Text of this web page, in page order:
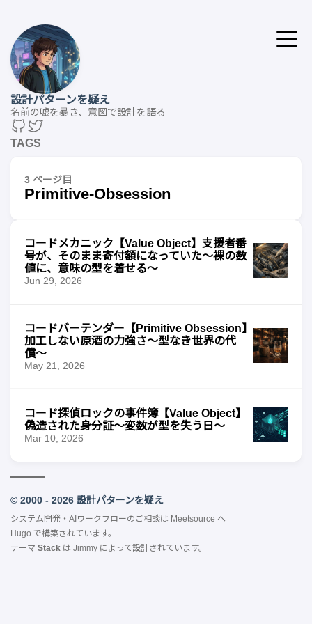
設計パターンを疑え
名前の嘘を暴き、意図で設計を語る
TAGS
3 ページ目
Primitive-Obsession
コードメカニック【Value Object】支援者番
号が、そのまま寄付額になっていた〜裸の数
値に、意味の型を着せる〜
Jun 29, 2026
コードバーテンダー【Primitive Obsession】
加工しない原酒の力強さ〜型なき世界の代
償〜
May 21, 2026
コード探偵ロックの事件簿【Value Object】
偽造された身分証〜変数が型を失う日〜
Mar 10, 2026
© 2000 - 2026 設計パターンを疑え
システム開発・AIワークフローのご相談は Meetsource へ
Hugo で構築されています。
テーマ Stack は Jimmy によって設計されています。